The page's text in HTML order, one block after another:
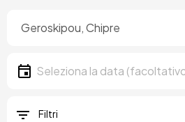
Data
Seleziona la data
Filtri